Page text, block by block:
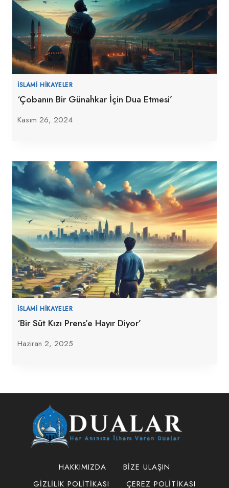
İSLAMI HIKAYELER
‘Çobanın Bir Günahkar İçin Dua Etmesi’
Kasım 26, 2024
İSLAMI HIKAYELER
‘Bir Süt Kızı Prens’e Hayır Diyor’
Haziran 2, 2025
HAKKIMIZDA
BIZE ULAŞIN
GIZLILIK POLITIKASI
ÇEREZ POLITIKASI